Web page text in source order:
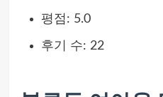
평점: 5.0
후기 수: 22